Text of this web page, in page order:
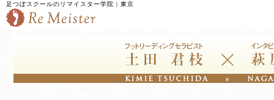
足つぼスクールのリマイスター学院 | 東京